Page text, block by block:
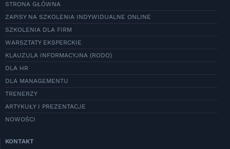
STRONA GŁÓWNA
ZAPISY NA SZKOLENIA INDYWIDUALNE ONLINE
SZKOLENIA DLA FIRM
WARSZTATY EKSPERCKIE
KLAUZULA INFORMACYJNA (RODO)
DLA HR
DLA MANAGEMENTU
TRENERZY
ARTYKUŁY I PREZENTACJE
NOWOŚCI
KONTAKT